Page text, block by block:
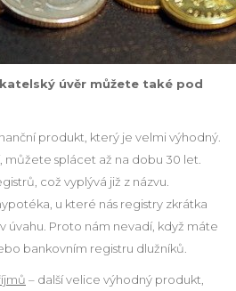
úvěr můžete také pod
produkt, který je velmi výhodný.
splácet až na dobu 30 let.
což vyplývá již z názvu.
u které nás registry zkrátka
úvahu. Proto nám nevadí, když máte
bankovním registru dlužníků.
– další velice výhodný produkt,